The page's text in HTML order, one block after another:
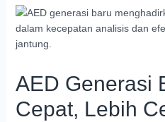
AED Generasi
Cepat, Lebih